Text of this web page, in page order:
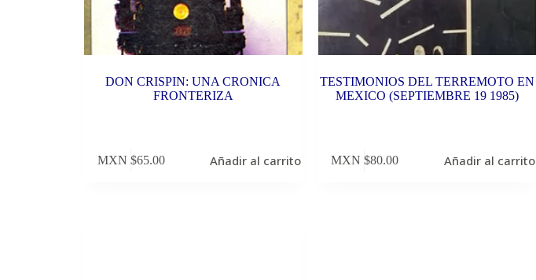
DON CRISPIN: UNA CRONICA
FRONTERIZA
MXN $65.00 Añadir al carrito
TESTIMONIOS DEL TERREMOTO EN
MEXICO (SEPTIEMBRE 19 1985)
MXN $80.00 Añadir al carrito